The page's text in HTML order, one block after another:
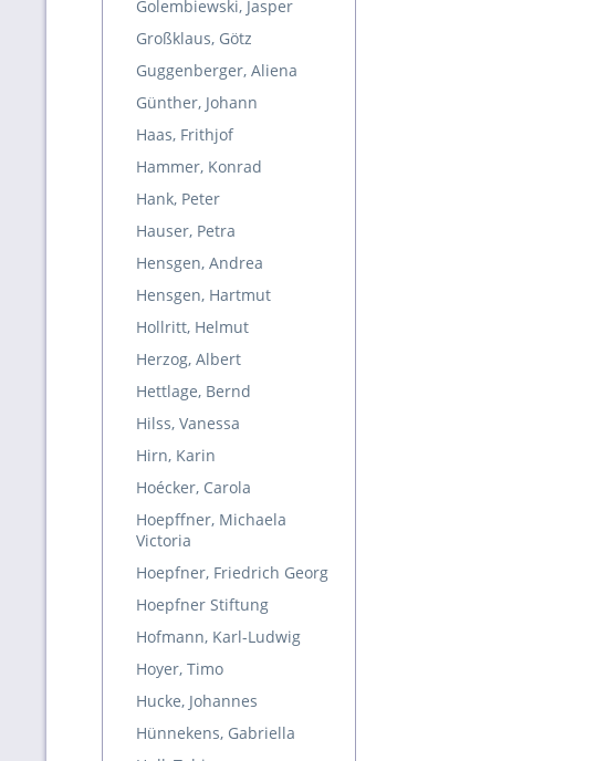
Golembiewski, Jasper
Großklaus, Götz
Guggenberger, Aliena
Günther, Johann
Haas, Frithjof
Hammer, Konrad
Hank, Peter
Hauser, Petra
Hensgen, Andrea
Hensgen, Hartmut
Hollritt, Helmut
Herzog, Albert
Hettlage, Bernd
Hilss, Vanessa
Hirn, Karin
Hoécker, Carola
Hoepffner, Michaela
Victoria
Hoepfner, Friedrich Georg
Hoepfner Stiftung
Hofmann, Karl-Ludwig
Hoyer, Timo
Hucke, Johannes
Hünnekens, Gabriella